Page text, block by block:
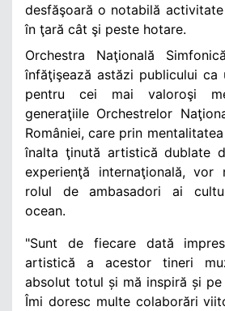
desfăşoară o notabilă
în ţară cât şi peste hotare.
Orchestra Naţională
înfăţişează astăzi publicului
pentru cei mai valoroşi
generaţiile Orchestrelor
României, care prin
înalta ţinută artistică dublate
experienţă internaţională, vor
rolul de ambasadori ai
ocean.
"Sunt de fiecare dată
artistică a acestor tineri
absolut totul și mă inspiră și
Îmi doresc multe colaborări